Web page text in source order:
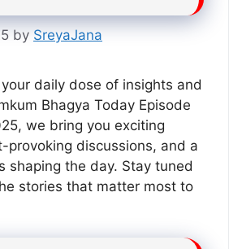
by SreyaJana
daily dose of insights and
Bhagya Today Episode
we bring you exciting
provoking discussions, and a
shaping the day. Stay tuned
stories that matter most to